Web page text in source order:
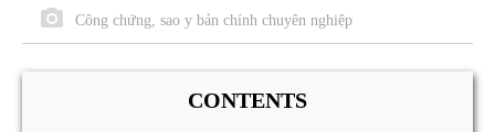
Công chứng, sao y bản chính chuyên nghiệp
CONTENTS